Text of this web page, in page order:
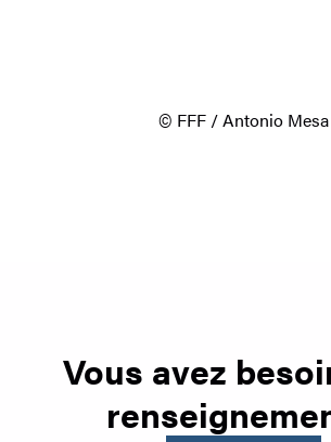
© FFF / Antonio Mesa
Vous avez